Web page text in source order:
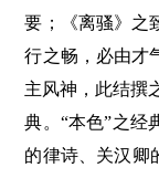
要；《离骚》之
行之畅，必由才
主风神，此结撰
典。“本色”之经
的律诗、关汉卿